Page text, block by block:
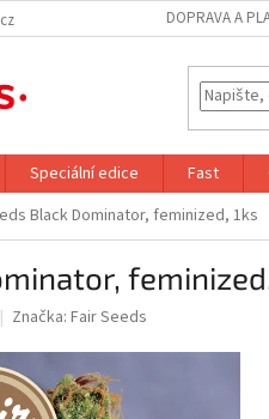
DOPRAVA A
Speciální edice Fast
Black Dominator, feminized, 1ks
Značka: Fair Seeds